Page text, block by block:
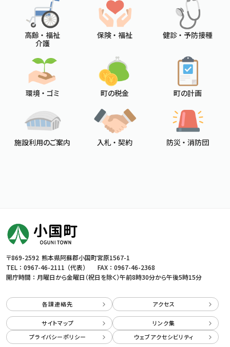
高齢 ・ 福祉
介護
保険 ・ 福祉 健診 ・ 予防接種
環境 ・ ゴミ 町の税金 町の計画
施設利用のご案内 入札 ・ 契約 防災 ・ 消防団
〒869-2592 熊本県阿蘇郡小国町宮原1567-1
TEL ： 0967-46-2111 （代表）
FAX ： 0967-46-2368
開庁時間 ： 月曜日から金曜日（祝日を除く）午前8時30分から午後5時15分
各課連絡先 アクセス
サイトマップ
リンク集
プライバシーポリシー
ウェブアクセシビリティ